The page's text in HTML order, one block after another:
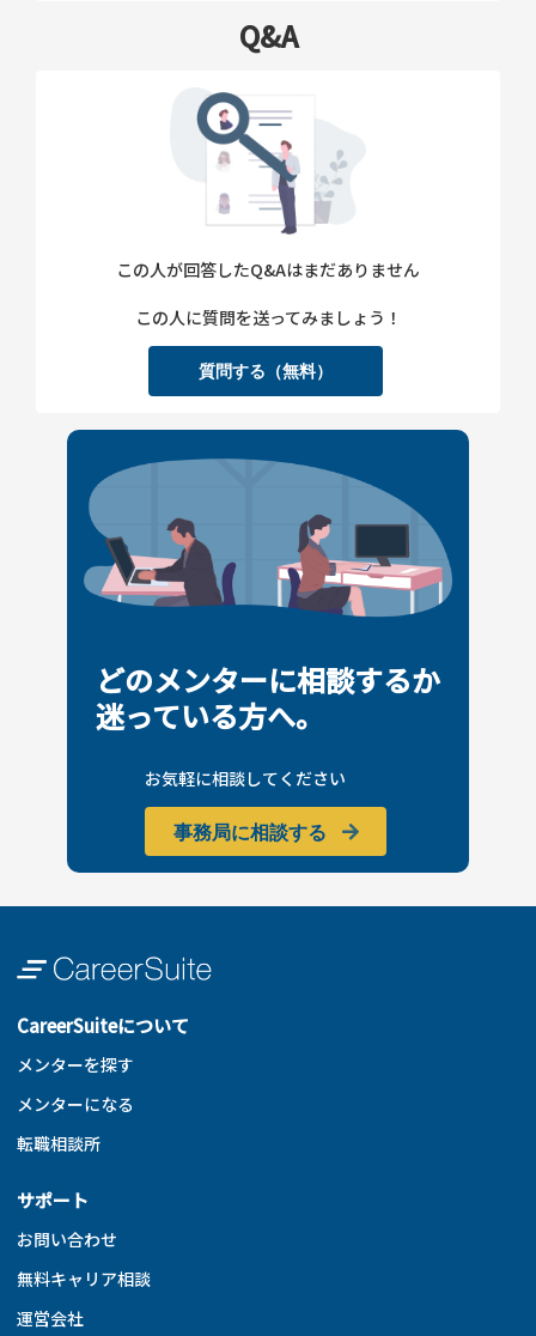
Q&A
この人が回答したQ&Aはまだありません
この人に質問を送ってみましょう！
質問する（無料）
どのメンターに相談するか
迷っている方へ。
お気軽に相談してください
事務局に相談する
CareerSuiteについて
メンターを探す
メンターになる
転職相談所
サポート
お問い合わせ
無料キャリア相談
運営会社